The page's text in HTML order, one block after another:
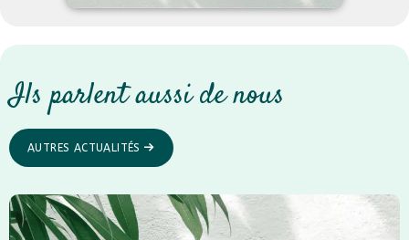
Ils parlent aussi de nous
AUTRES ACTUALITÉS